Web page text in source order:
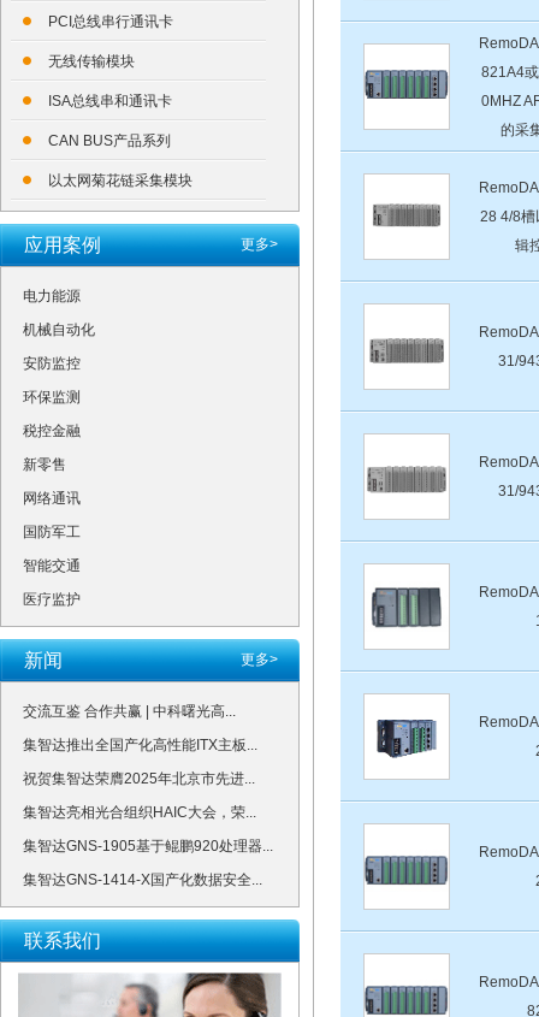
PCI总线串行通讯卡
无线传输模块
ISA总线串和通讯卡
CAN BUS产品系列
以太网菊花链采集模块
更多>
应用案例
电力能源
机械自动化
安防监控
环保监测
税控金融
新零售
网络通讯
国防军工
智能交通
医疗监护
更多>
新闻
交流互鉴 合作共赢 | 中科曙光高...
集智达推出全国产化高性能ITX主板...
祝贺集智达荣膺2025年北京市先进...
集智达亮相光合组织HAIC大会，荣...
集智达GNS-1905基于鲲鹏920处理器...
集智达GNS-1414-X国产化数据安全...
联系我们
821A4
0MHZ
的采
28 4/8槽
辑
31/
31/